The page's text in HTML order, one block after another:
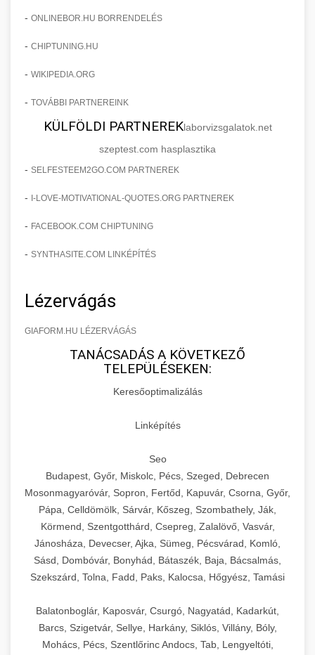
- ONLINEBOR.HU BORRENDELÉS
- CHIPTUNING.HU
- WIKIPEDIA.ORG
- TOVÁBBI PARTNEREINK
KÜLFÖLDI PARTNEREKlaborvizsgalatok.net
szeptest.com hasplasztika
- SELFESTEEM2GO.COM PARTNEREK
- I-LOVE-MOTIVATIONAL-QUOTES.ORG PARTNEREK
- FACEBOOK.COM CHIPTUNING
- SYNTHASITE.COM LINKÉPÍTÉS
Lézervágás
GIAFORM.HU LÉZERVÁGÁS
TANÁCSADÁS A KÖVETKEZŐ
TELEPÜLÉSEKEN:
Keresőoptimalizálás
Linképítés
Seo
Budapest, Győr, Miskolc, Pécs, Szeged, Debrecen
Mosonmagyaróvár, Sopron, Fertőd, Kapuvár, Csorna, Győr,
Pápa, Celldömölk, Sárvár, Kőszeg, Szombathely, Ják,
Körmend, Szentgotthárd, Csepreg, Zalalövő, Vasvár,
Jánosháza, Devecser, Ajka, Sümeg, Pécsvárad, Komló,
Sásd, Dombóvár, Bonyhád, Bátaszék, Baja, Bácsalmás,
Szekszárd, Tolna, Fadd, Paks, Kalocsa, Hőgyész, Tamási
Balatonboglár, Kaposvár, Csurgó, Nagyatád, Kadarkút,
Barcs, Szigetvár, Sellye, Harkány, Siklós, Villány, Bóly,
Mohács, Pécs, Szentlőrinc Andocs, Tab, Lengyeltóti,